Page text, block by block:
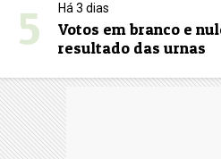
5 Há 3 dias
Votos em branco e
resultado das urnas